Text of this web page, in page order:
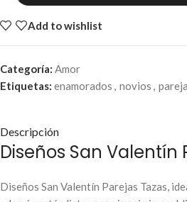
Add to wishlist
Categoría: Amor
Etiquetas: enamorados , novios ,
Descripción
Diseños San Valentín
Diseños San Valentín Parejas Tazas,